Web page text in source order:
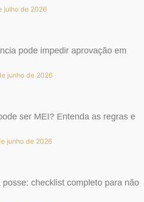
julho de 2026
pode impedir aprovação em
junho de 2026
ser MEI? Entenda as regras e
junho de 2026
checklist completo para não